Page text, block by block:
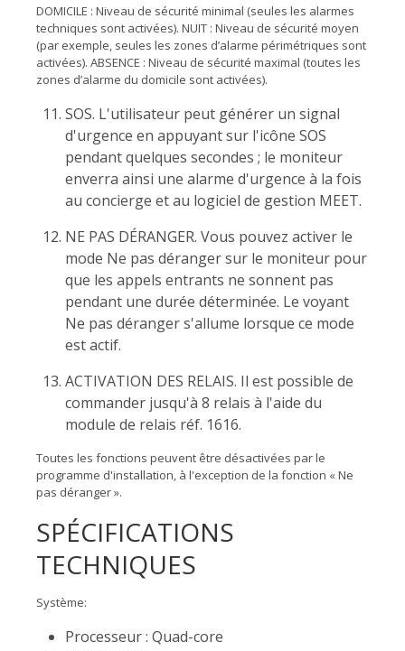
DOMICILE : Niveau de sécurité minimal (seules les alarmes
techniques sont activées). NUIT : Niveau de sécurité moyen
(par exemple, seules les zones d’alarme périmétriques sont
activées). ABSENCE : Niveau de sécurité maximal (toutes les
zones d’alarme du domicile sont activées).
SOS. L'utilisateur peut générer un signal
d'urgence en appuyant sur l'icône SOS
pendant quelques secondes ; le moniteur
enverra ainsi une alarme d'urgence à la fois
au concierge et au logiciel de gestion MEET.
NE PAS DÉRANGER. Vous pouvez activer le
mode Ne pas déranger sur le moniteur pour
que les appels entrants ne sonnent pas
pendant une durée déterminée. Le voyant
Ne pas déranger s'allume lorsque ce mode
est actif.
ACTIVATION DES RELAIS. Il est possible de
commander jusqu'à 8 relais à l'aide du
module de relais réf. 1616.
Toutes les fonctions peuvent être désactivées par le
programme d'installation, à l'exception de la fonction « Ne
pas déranger ».
SPÉCIFICATIONS
TECHNIQUES
Système:
Processeur : Quad-core